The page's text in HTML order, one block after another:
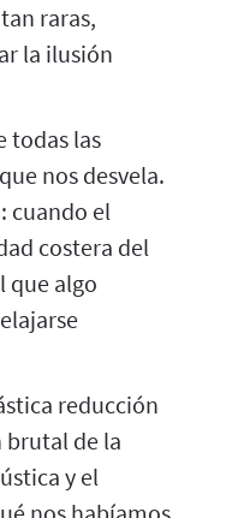
raras,
la ilusión
todas las
nos desvela.
cuando el
costera del
que algo
reducción
brutal de la
y el